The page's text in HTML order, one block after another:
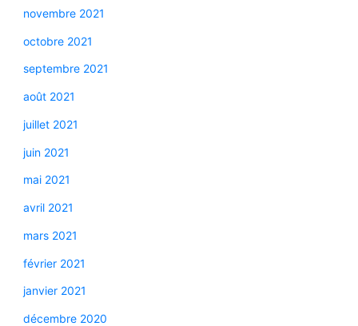
novembre 2021
octobre 2021
septembre 2021
août 2021
juillet 2021
juin 2021
mai 2021
avril 2021
mars 2021
février 2021
janvier 2021
décembre 2020